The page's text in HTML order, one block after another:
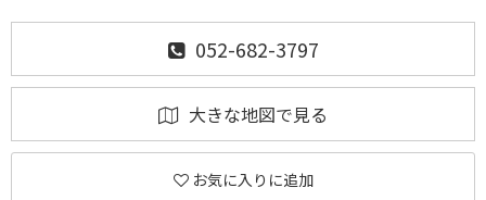
052-682-3797
大きな地図で見る
お気に入りに追加